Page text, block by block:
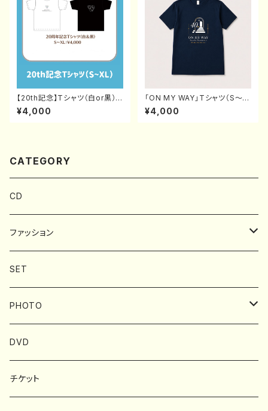
【20th記念】Tシャツ（白or黒）
S〜XL
¥4,000
「ON MY WAY」Tシャツ（S〜X
L）
¥4,000
CATEGORY
CD
ファッション
BAG
Tシャツ
タオル
アクセサリー
SET
PHOTO
フォトブック
DVD
チケット